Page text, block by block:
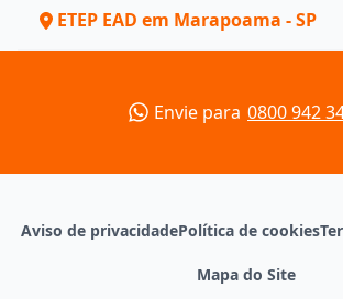
ETEP EAD em Marapoama - SP
Envie para 0800 942
Aviso de privacidadePolítica de cookies
Mapa do Site